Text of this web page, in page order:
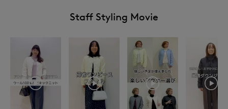
Staff Styling Movie